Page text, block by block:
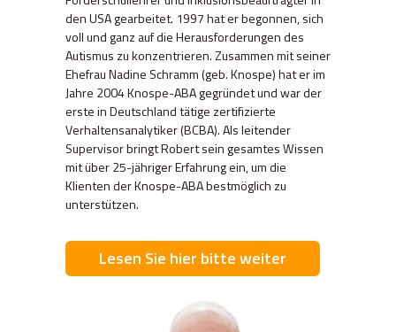
den USA gearbeitet. 1997 hat er begonnen, sich
voll und ganz auf die Herausforderungen des
Autismus zu konzentrieren. Zusammen mit seiner
Ehefrau Nadine Schramm (geb. Knospe) hat er im
Jahre 2004 Knospe-ABA gegründet und war der
erste in Deutschland tätige zertifizierte
Verhaltensanalytiker (BCBA). Als leitender
Supervisor bringt Robert sein gesamtes Wissen
mit über 25-jähriger Erfahrung ein, um die
Klienten der Knospe-ABA bestmöglich zu
unterstützen.
Lesen Sie hier bitte weiter